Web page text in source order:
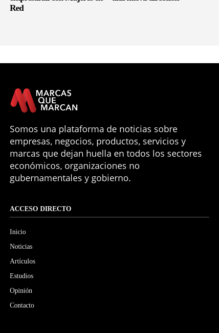
Red
Somos una plataforma de noticias sobre
empresas, negocios, productos, servicios y
marcas que dejan huella en todos los sectores
económicos, organizaciones no
gubernamentales y gobierno.
ACCESO DIRECTO
Inicio
Noticias
Artículos
Estudios
Opinión
Contacto